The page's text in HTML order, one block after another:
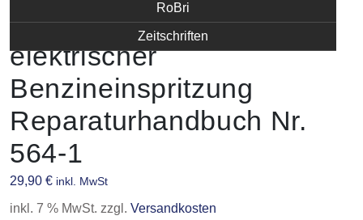
RoBri
Zeitschriften
Citroën DS 21 mit
elektrischer
Benzineinspritzung
Reparaturhandbuch Nr.
564-1
29,90 € inkl. MwSt
inkl. 7 % MwSt. zzgl. Versandkosten